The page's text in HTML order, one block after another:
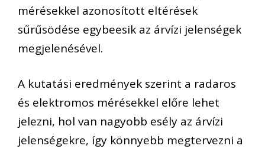
mérésekkel azonosított eltérések
sűrűsödése egybeesik az árvízi jelenségek
megjelenésével.
A kutatási eredmények szerint a radaros
és elektromos mérésekkel előre lehet
jelezni, hol van nagyobb esély az árvízi
jelenségekre, így könnyebb megtervezni a